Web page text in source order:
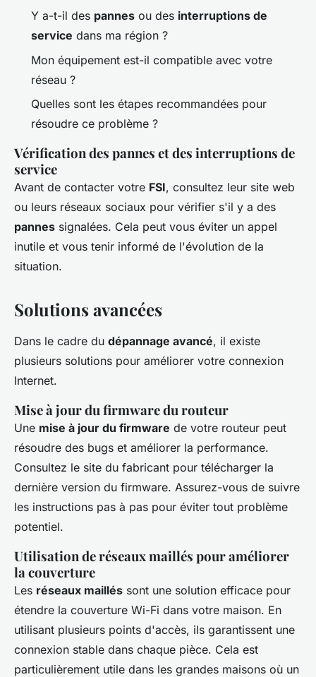
Y a-t-il des pannes ou des interruptions de
service dans ma région ?
Mon équipement est-il compatible avec votre
réseau ?
Quelles sont les étapes recommandées pour
résoudre ce problème ?
Vérification des pannes et des interruptions de
service
Avant de contacter votre FSI, consultez leur site web
ou leurs réseaux sociaux pour vérifier s'il y a des
pannes signalées. Cela peut vous éviter un appel
inutile et vous tenir informé de l'évolution de la
situation.
Solutions avancées
Dans le cadre du dépannage avancé, il existe
plusieurs solutions pour améliorer votre connexion
Internet.
Mise à jour du firmware du routeur
Une mise à jour du firmware de votre routeur peut
résoudre des bugs et améliorer la performance.
Consultez le site du fabricant pour télécharger la
dernière version du firmware. Assurez-vous de suivre
les instructions pas à pas pour éviter tout problème
potentiel.
Utilisation de réseaux maillés pour améliorer
la couverture
Les réseaux maillés sont une solution efficace pour
étendre la couverture Wi-Fi dans votre maison. En
utilisant plusieurs points d'accès, ils garantissent une
connexion stable dans chaque pièce. Cela est
particulièrement utile dans les grandes maisons où un